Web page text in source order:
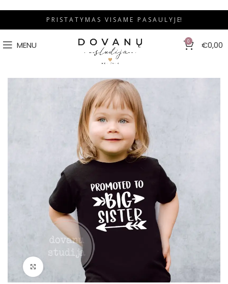
P R I S T A T Y M A S V I S A M E P A S A U L Y J E!
MENU 0 €0,00